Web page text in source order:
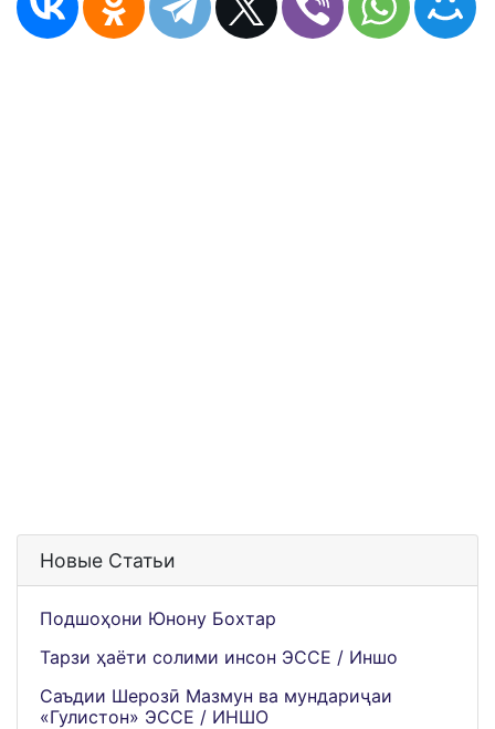
Новые Статьи
Подшоҳони Юнону Бохтар
Тарзи ҳаёти солими инсон ЭССЕ / Иншо
Саъдии Шерозӣ Мазмун ва мундариҷаи
«Гулистон» ЭССЕ / ИНШО